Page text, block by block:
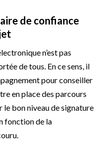
de confiance
n’est pas
de tous. En ce sens, il
pour conseiller
en place des parcours
le bon niveau de signature
fonction de la